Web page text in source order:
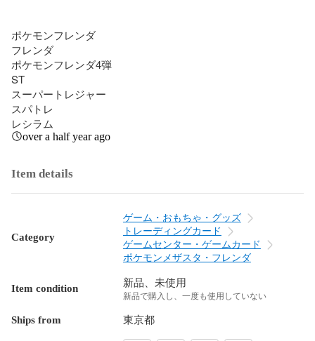
ポケモンフレンダ
フレンダ
ポケモンフレンダ4弾
ST
スーパートレジャー
スパトレ
レシラム
over a half year ago
Item details
Category
ゲーム・おもちゃ・グッズ
トレーディングカード
ゲームセンター・ゲームカード
ポケモンメザスタ・フレンダ
Item condition 新品、未使用
新品で購入し、一度も使用していない
Ships from 東京都